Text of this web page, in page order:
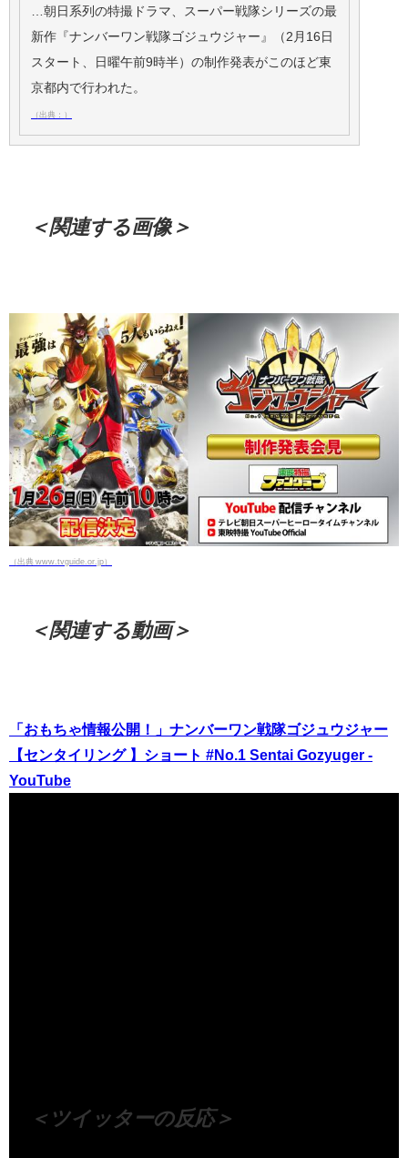
…朝日系列の特撮ドラマ、スーパー戦隊シリーズの最
新作『ナンバーワン戦隊ゴジュウジャー』（2月16日
スタート、日曜午前9時半）の制作発表がこのほど東
京都内で行われた。
（出典：）
＜関連する画像＞
（出典 www.tvguide.or.jp）
＜関連する動画＞
「おもちゃ情報公開！」ナンバーワン戦隊ゴジュウジャー
【センタイリング 】ショート #No.1 Sentai Gozyuger -
YouTube
＜ツイッターの反応＞